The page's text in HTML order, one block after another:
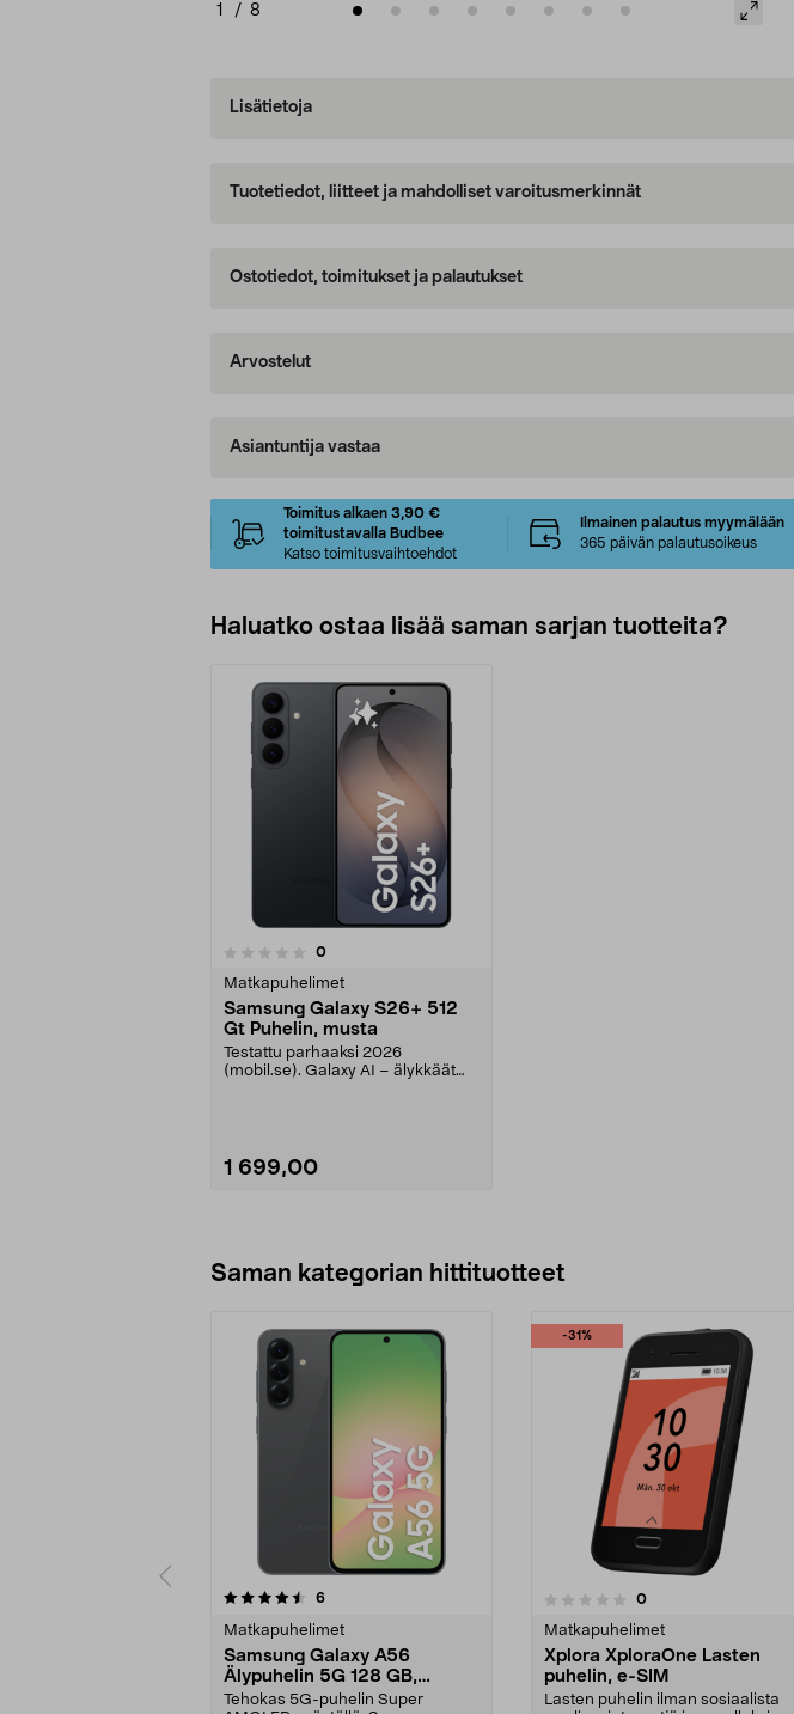
1 / 8
Lisätietoja
Tuotetiedot, liitteet ja mahdolliset varoitusmerkinnät
Ostotiedot, toimitukset ja palautukset
Arvostelut
Asiantuntija vastaa
Toimitus alkaen 3,90 €
toimitustavalla Budbee
Katso toimitusvaihtoehdot
Ilmainen palautus myymälään
365 päivän palautusoikeus
Haluatko ostaa lisää saman sarjan tuotteita?
0arvostelut
Matkapuhelimet
Samsung Galaxy S26+ 512
Gt Puhelin, musta
Testattu parhaaksi 2026
(mobil.se). Galaxy AI – älykkäät
1 699,00
Saman kategorian hittituotteet
6arvostelut
Matkapuhelimet
Samsung Galaxy A56
Älypuhelin 5G 128 GB,
Graphite
Tehokas 5G-puhelin Super
-31%
0.0 viidestä
0arvostelut
Matkapuhelimet
Xplora XploraOne Lasten
puhelin, e-SIM
Lasten puhelin ilman sosiaalista
4.0 viidestä